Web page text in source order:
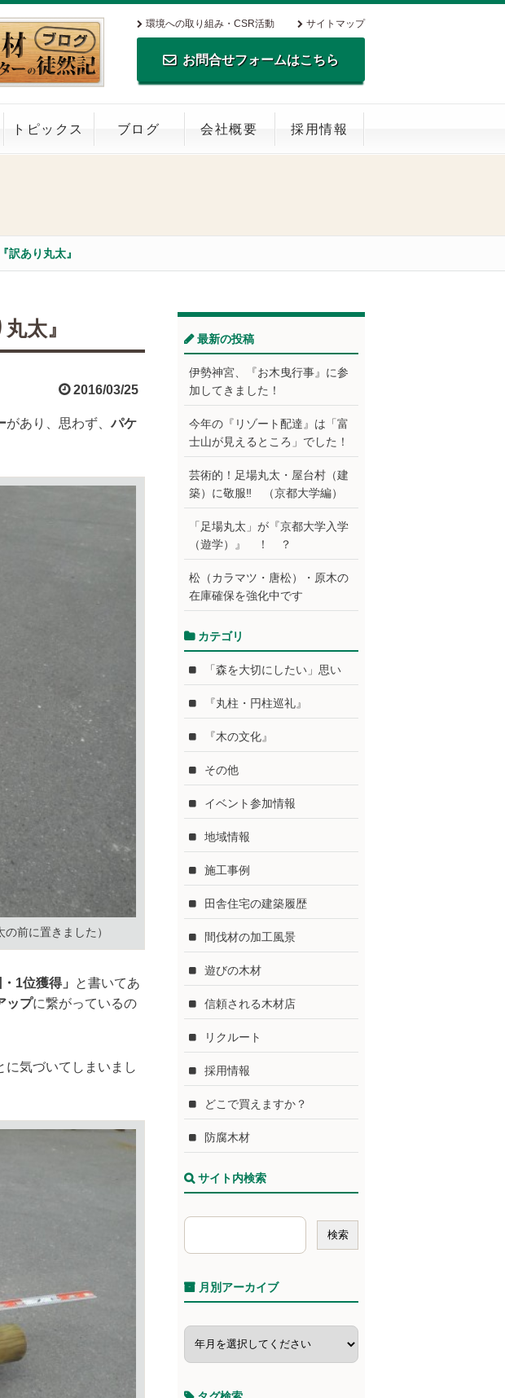
環境への取り組み・CSR活動 サイトマップ
お問合せフォームはこちら
TEL.0795-35-0516 FAX.0795-35-
0269
トピックス ブログ 会社概要 採用情報
あり丸太』
太』
2016/03/25
があり、思わず、 パケ
前に置きました）
1位獲得」
と書いてあ
ップに繋がっているの
に気づいてしまいまし
最新の投稿
伊勢神宮、『お木曳行事』に参
加してきました！
今年の『リゾート配達』は「富
士山が見えるところ」でした！
芸術的！足場丸太・屋台村（建
築）に敬服‼ （京都大学編）
「足場丸太」が『京都大学入学
（遊学）』 ！ ？
松（カラマツ・唐松）・原木の
在庫確保を強化中です
カテゴリ
「森を大切にしたい」思い
『丸柱・円柱巡礼』
『木の文化』
その他
イベント参加情報
地域情報
施工事例
田舎住宅の建築履歴
間伐材の加工風景
遊びの木材
信頼される木材店
リクルート
採用情報
どこで買えますか？
防腐木材
サイト内検索
月別アーカイブ